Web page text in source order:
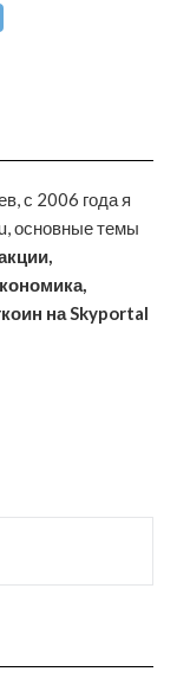
с 2006 года я
основные темы
на Skyportal